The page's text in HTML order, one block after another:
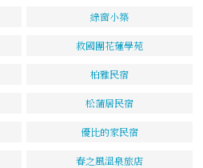
綠窗小築
救國團花蓮學苑
柏雅民宿
松蒲居民宿
優比的家民宿
春之風溫泉旅店